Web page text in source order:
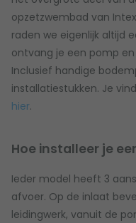
opzetzwembad van
raden we eigenlijk altijd
ontvang je een pomp
Inclusief handige
installatiestukken. Je
hier.
Hoe installeer je
Ieder model heeft 3
afvoer. Op de inlaat
leidingwerk, vanuit de